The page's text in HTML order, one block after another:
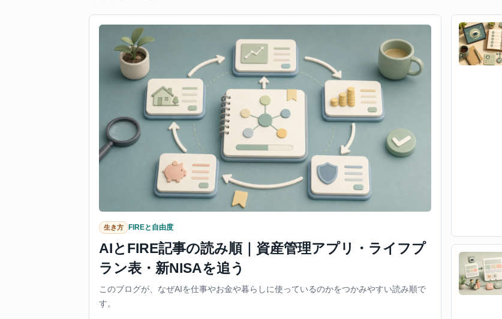
生き方 FIREと自由度
AIとFIRE記事の読み順｜資産管理アプリ・ライフプ
ラン表・新NISAを追う
このブログが、なぜAIを仕事やお金や暮らしに使っているのかをつかみやすい読み順で
す。